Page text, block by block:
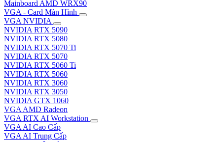
Mainboard AMD WRX90
VGA - Card Màn Hình
VGA NVIDIA
NVIDIA RTX 5090
NVIDIA RTX 5080
NVIDIA RTX 5070 Ti
NVIDIA RTX 5070
NVIDIA RTX 5060 Ti
NVIDIA RTX 5060
NVIDIA RTX 3060
NVIDIA RTX 3050
NVIDIA GTX 1060
VGA AMD Radeon
VGA RTX AI Workstation
VGA AI Cao Cấp
VGA AI Trung Cấp